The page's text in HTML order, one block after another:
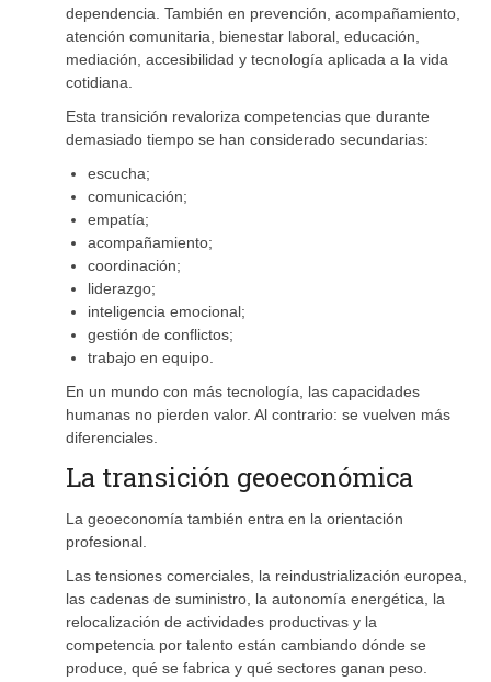
dependencia. También en prevención, acompañamiento,
atención comunitaria, bienestar laboral, educación,
mediación, accesibilidad y tecnología aplicada a la vida
cotidiana.
Esta transición revaloriza competencias que durante
demasiado tiempo se han considerado secundarias:
escucha;
comunicación;
empatía;
acompañamiento;
coordinación;
liderazgo;
inteligencia emocional;
gestión de conflictos;
trabajo en equipo.
En un mundo con más tecnología, las capacidades
humanas no pierden valor. Al contrario: se vuelven más
diferenciales.
La transición geoeconómica
La geoeconomía también entra en la orientación
profesional.
Las tensiones comerciales, la reindustrialización europea,
las cadenas de suministro, la autonomía energética, la
relocalización de actividades productivas y la
competencia por talento están cambiando dónde se
produce, qué se fabrica y qué sectores ganan peso.